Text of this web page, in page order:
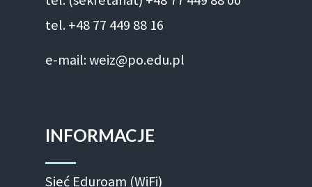
tel. +48 77 449 88 16
e-mail: weiz@po.edu.pl
INFORMACJE
Sieć Eduroam (WiFi)